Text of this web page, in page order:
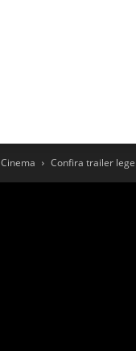
Cinema Confira trailer